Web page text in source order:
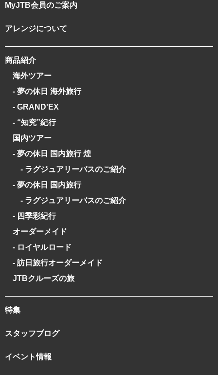
MyJTB会員のご案内
アレンジについて
商品紹介
海外ツアー
- 夢の休日 海外旅行
- GRAND'EX
- “知究”紀行
国内ツアー
- 夢の休日 国内旅行 煌
- ラグジュアリーバスのご紹介
- 夢の休日 国内旅行
- ラグジュアリーバスのご紹介
- 四季彩紀行
オーダーメイド
- ロイヤルロード
- 訪日旅行オーダーメイド
JTBクルーズの旅
特集
スタッフブログ
イベント情報